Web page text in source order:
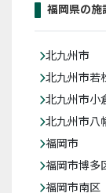
福岡県の施
北九州市
北九州市若
北九州市小
北九州市八
福岡市
福岡市博多
福岡市南区